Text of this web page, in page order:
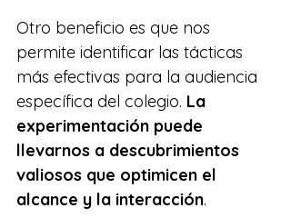
Otro beneficio es que nos
permite identificar las tácticas
más efectivas para la audiencia
específica del colegio. La
experimentación puede
llevarnos a descubrimientos
valiosos que optimicen el
alcance y la interacción.